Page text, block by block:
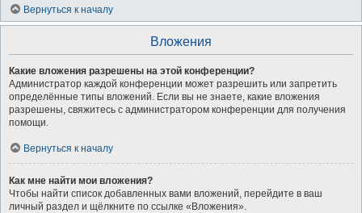
Вернуться к началу
Вложения
Какие вложения разрешены на этой конференции?
Администратор каждой конференции может разрешить или запретить
определённые типы вложений. Если вы не знаете, какие вложения
разрешены, свяжитесь с администратором конференции для получения
помощи.
Вернуться к началу
Как мне найти мои вложения?
Чтобы найти список добавленных вами вложений, перейдите в ваш
личный раздел и щёлкните по ссылке «Вложения».